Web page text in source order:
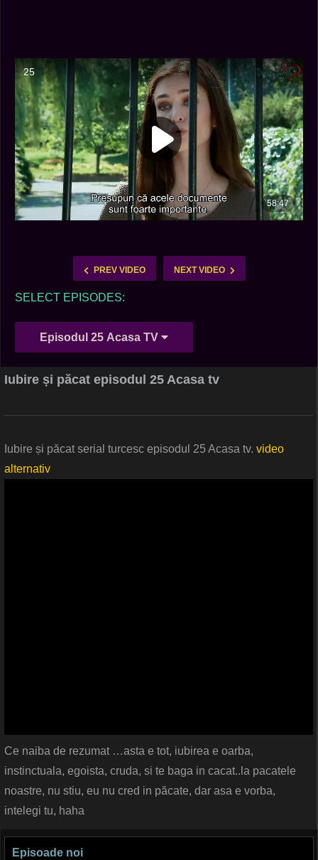
PREV VIDEO NEXT VIDEO
SELECT EPISODES:
Episodul 25 Acasa TV
Iubire și păcat episodul 25 Acasa tv
Iubire și păcat serial turcesc episodul 25 Acasa tv. video
alternativ
Ce naiba de rezumat …asta e tot, iubirea e oarba,
instinctuala, egoista, cruda, si te baga in cacat..la pacatele
noastre, nu stiu, eu nu cred in păcate, dar asa e vorba,
intelegi tu, haha
Episoade noi